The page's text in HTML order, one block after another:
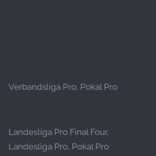
Verbandsliga Pro, Pokal Pro
Landesliga Pro Final Four,
Landesliga Pro, Pokal Pro